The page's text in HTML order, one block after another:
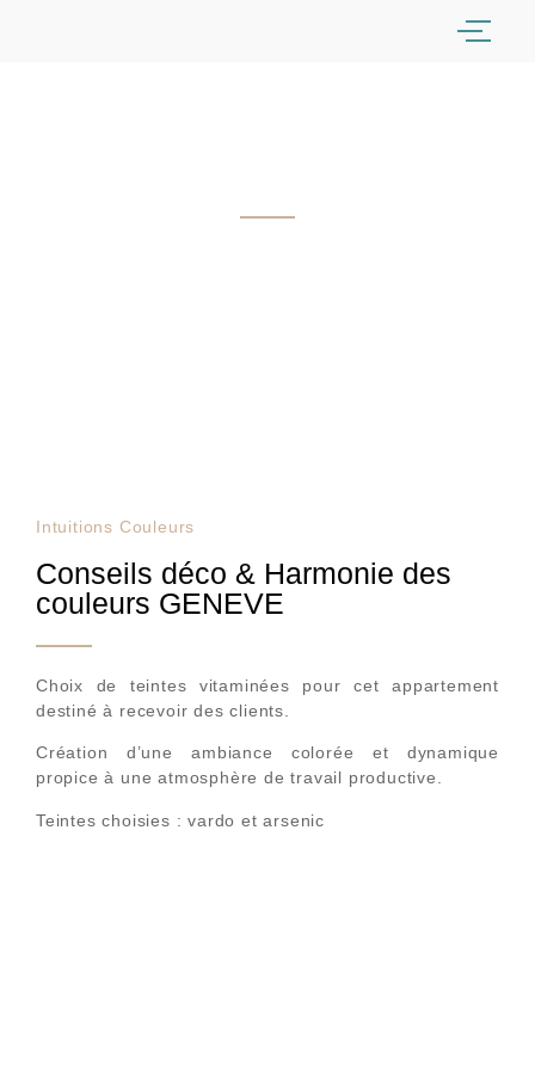
Intuitions Couleurs
Conseils déco & Harmonie des
couleurs GENEVE
Choix de teintes vitaminées pour cet appartement
destiné à recevoir des clients.
Création d’une ambiance colorée et dynamique
propice à une atmosphère de travail productive.
Teintes choisies : vardo et arsenic